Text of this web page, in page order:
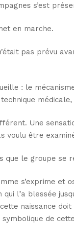
s’est
en marche.
pas prévu
: le
Une
voulu être
que le groupe
s’exprime
qui l’a blessée
cette naissance
de